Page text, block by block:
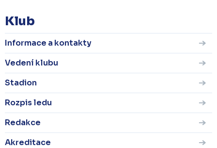
Klub
Informace a kontakty
Vedení klubu
Stadion
Rozpis ledu
Redakce
Akreditace